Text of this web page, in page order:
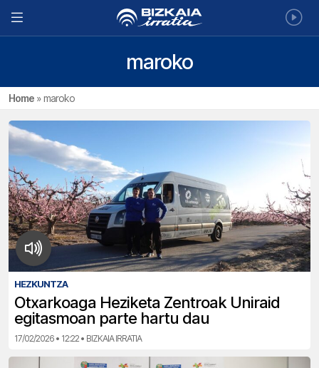
maroko
Home »maroko
HEZKUNTZA
Otxarkoaga Heziketa Zentroak Uniraid
egitasmoan parte hartu dau
17/02/2026 • 12:22 • BIZKAIA IRRATIA